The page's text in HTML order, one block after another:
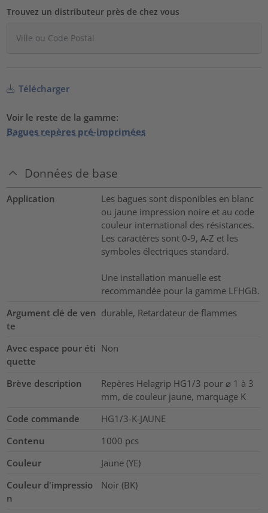
Trouvez un distributeur près de chez vous
Télécharger
Voir le reste de la gamme:
Bagues repères pré-imprimées
Données de base
Application
Les bagues sont disponibles en blanc
ou jaune impression noire et au code
couleur international des résistances.
Les caractères sont 0-9, A-Z et les
symboles électriques standard.
Une installation manuelle est
recommandée pour la gamme LFHGB.
Argument clé de ven
te
durable, Retardateur de flammes
Avec espace pour éti
quette
Non
Brève description
Repères Helagrip HG1/3 pour ⌀ 1 à 3
mm, de couleur jaune, marquage K
Code commande
HG1/3-K-JAUNE
Contenu
1000 pcs
Couleur
Jaune (YE)
Couleur d'impressio
n
Noir (BK)